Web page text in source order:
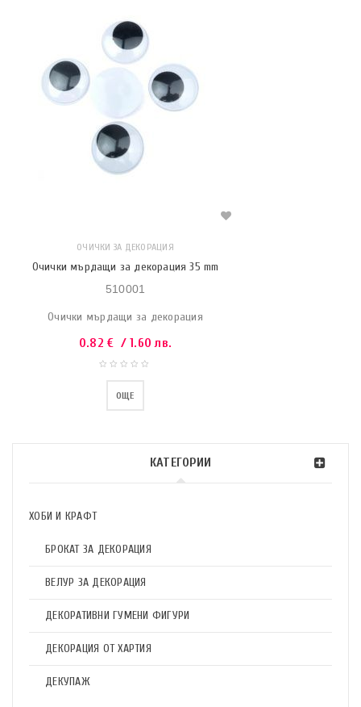
КАТЕГОРИИ
ХОБИ И КРАФТ
БРОКАТ ЗА ДЕКОРАЦИЯ
ВЕЛУР ЗА ДЕКОРАЦИЯ
ДЕКОРАТИВНИ ГУМЕНИ ФИГУРИ
ДЕКОРАЦИЯ ОТ ХАРТИЯ
ДЕКУПАЖ
ОЧИЧКИ ЗА ДЕКОРАЦИЯ
Очички мърдащи за декорация 35 mm
510001
Очички мърдащи за декорация
0.82€ / 1.60 лв.
ОЩЕ